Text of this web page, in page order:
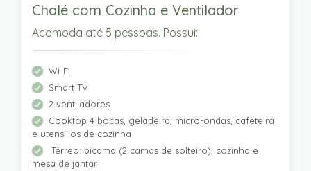
Chalé com Cozinha e Ventilador
Acomoda até 5 pessoas. Possui:
Wi-Fi
Smart TV
2 ventiladores
Cooktop 4 bocas, geladeira, micro-ondas, cafeteira
e utensílios de cozinha
Térreo: bicama (2 camas de solteiro), cozinha e
mesa de jantar